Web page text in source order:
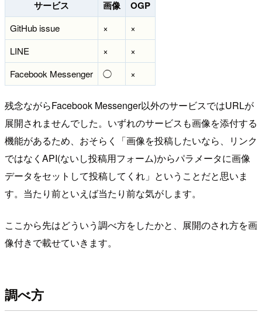
サービス 画像 OGP
GitHub issue ×
×
LINE
×
×
Facebook Messenger
◯ ×
残念ながらFacebook Messenger以外のサービスではURLが
展開されませんでした。いずれのサービスも画像を添付する
機能があるため、おそらく「画像を投稿したいなら、リンク
ではなくAPI(ないし投稿用フォーム)からパラメータに画像
データをセットして投稿してくれ」ということだと思いま
す。当たり前といえば当たり前な気がします。
ここから先はどういう調べ方をしたかと、展開のされ方を画
像付きで載せていきます。
調べ方